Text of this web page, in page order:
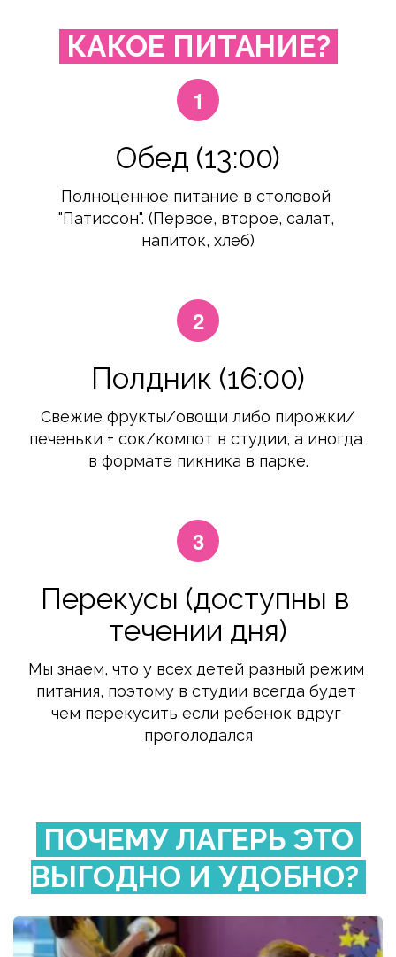
КАКОЕ ПИТАНИЕ?
Обед (13:00)
Полноценное питание в столовой
"Патиссон". (Первое, второе, салат,
напиток, хлеб)
Полдник (16:00)
Свежие фрукты/овощи либо пирожки/
печеньки + сок/компот в студии, а иногда
в формате пикника в парке.
Перекусы (доступны в
течении дня)
Мы знаем, что у всех детей разный режим
питания, поэтому в студии всегда будет
чем перекусить если ребенок вдруг
проголодался
ВЫГОДНО И УДОБНО?